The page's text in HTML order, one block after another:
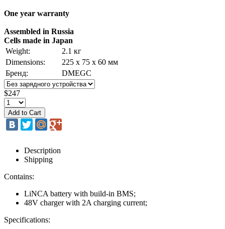
One year warranty
Assembled in Russia
Cells made in Japan
Weight:
2.1 кг
Dimensions:
225 х 75 х 60 мм
Бренд:
DMEGC
$247
Description
Shipping
Contains:
LiNCA battery with build-in BMS;
48V charger with 2A charging current;
Specifications: